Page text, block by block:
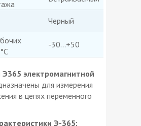
Черный
-30...+50
электромагнитной
для измерения
в цепях переменного
Э-365: